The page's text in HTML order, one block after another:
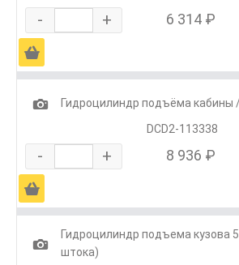
- + 6 314 ₽
Ä
1
Гидроцилиндр подъёма кабины /
DCD2-113338
- + 8 936 ₽
Ä
1
Гидроцилиндр подъема кузова
штока)